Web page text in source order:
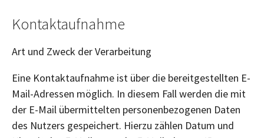
Kontaktaufnahme
Art und Zweck der Verarbeitung
Eine Kontaktaufnahme ist über die bereitgestellten E-
Mail-Adressen möglich. In diesem Fall werden die mit
der E-Mail übermittelten personenbezogenen Daten
des Nutzers gespeichert. Hierzu zählen Datum und